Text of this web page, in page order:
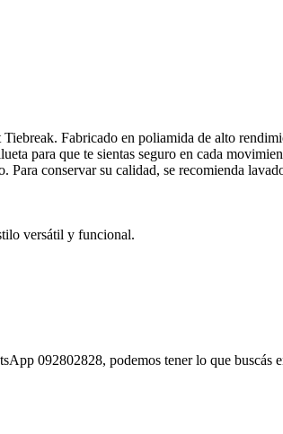
Fabricado en poliamida de alto
para que te sientas seguro en cada
conservar su calidad, se recomienda
versátil y funcional.
092802828, podemos tener lo que buscás